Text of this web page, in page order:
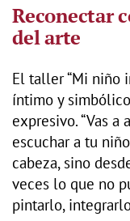
Reconectar
del arte
El taller “Mi niño
íntimo y
expresivo. “Vas a
escuchar a tu
cabeza, sino
veces lo que no
pintarlo,